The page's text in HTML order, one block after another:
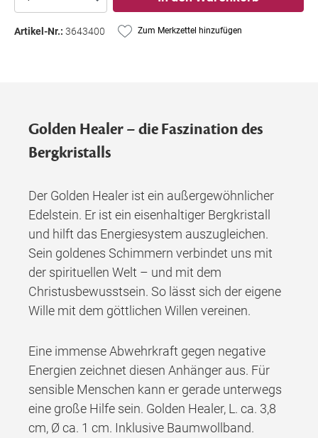
Artikel-Nr.: 3643400 Zum Merkzettel hinzufügen
Golden Healer – die Faszination des
Bergkristalls
Der Golden Healer ist ein außergewöhnlicher
Edelstein. Er ist ein eisenhaltiger Bergkristall
und hilft das Energiesystem auszugleichen.
Sein goldenes Schimmern verbindet uns mit
der spirituellen Welt – und mit dem
Christusbewusstsein. So lässt sich der eigene
Wille mit dem göttlichen Willen vereinen.
Eine immense Abwehrkraft gegen negative
Energien zeichnet diesen Anhänger aus. Für
sensible Menschen kann er gerade unterwegs
eine große Hilfe sein. Golden Healer, L. ca. 3,8
cm, Ø ca. 1 cm. Inklusive Baumwollband.